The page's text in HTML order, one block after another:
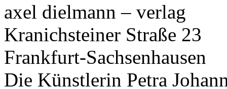
axel dielmann – verlag
Kranichsteiner Straße 23
Frankfurt-Sachsenhausen
Die Künstlerin Petra